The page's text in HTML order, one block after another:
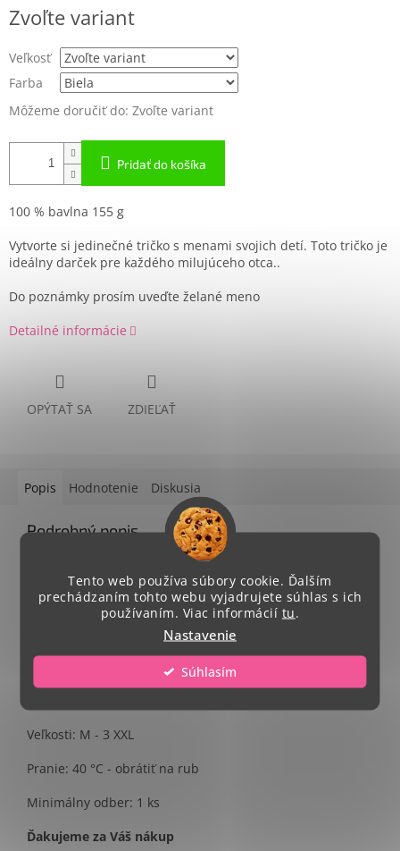
Tento web používa súbory cookie. Ďalším
prechádzaním tohto webu vyjadrujete súhlas s ich
používaním. Viac informácií tu.
Nastavenie
Súhlasím
cena:
Zvoľte variant
Veľkosť
Farba
Môžeme doručiť do: Zvoľte variant
Pridať do košíka
100 % bavlna 155 g
Vytvorte si jedinečné tričko s menami svojich detí. Toto tričko je
ideálny darček pre každého milujúceho otca..
Do poznámky prosím uveďte želané meno
Detailné informácie
OPÝTAŤ SA ZDIEĽAŤ
Popis Hodnotenie Diskusia
Podrobný popis
Single Jersey, 100 % bavlna
Celkový rozmer potlače A4.
Veľkosti: M - 3 XXL
Pranie: 40 °C - obrátiť na rub
Minimálny odber: 1 ks
Ďakujeme za Váš nákup